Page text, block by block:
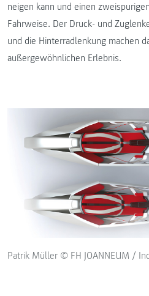
neigen kann und einen
Fahrweise. Der Druck- und
und die Hinterradlenkung machen
außergewöhnlichen Erlebnis.
Patrik Müller © FH JOANNEUM /